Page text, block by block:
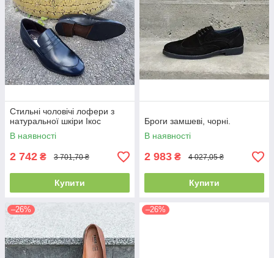
Стильні чоловічі лофери з
натуральної шкіри Ікос
В наявності
2 742 ₴ 3 701,70 ₴
Купити
Броги замшеві, чорні.
В наявності
2 983 ₴ 4 027,05 ₴
Купити
–26% –26%